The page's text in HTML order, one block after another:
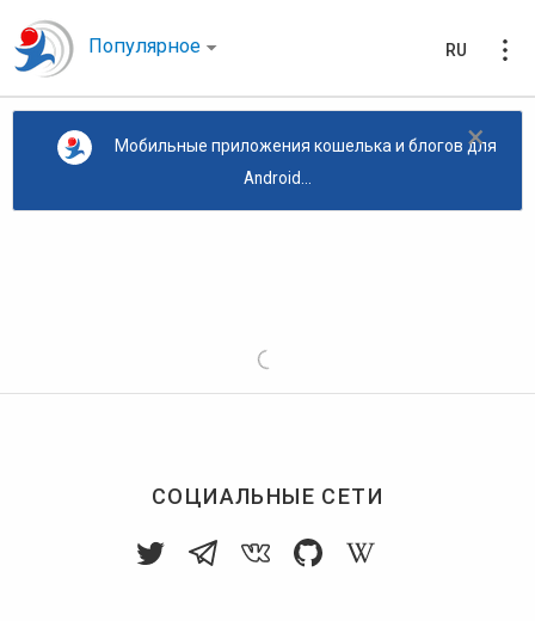
Популярное RU
×
Мобильные приложения кошелька и блогов для
Android...
СОЦИАЛЬНЫЕ СЕТИ